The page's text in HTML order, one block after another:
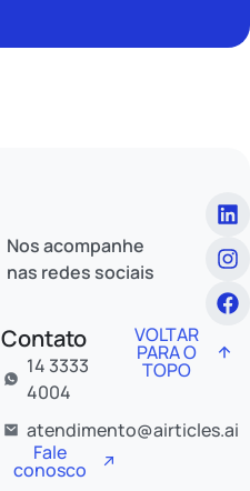
Nos acompanhe
nas redes sociais
Contato
14 3333
4004
atendimento@airticles.ai
Fale
conosco
VOLTAR
PARA O
TOPO